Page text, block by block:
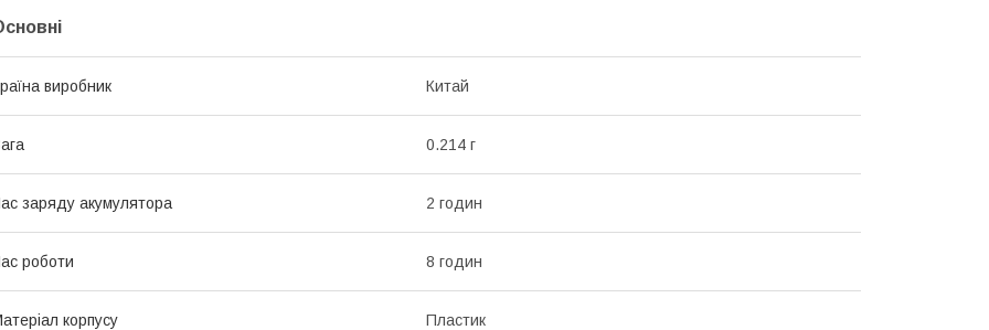
виробник Китай
0.214 г
заряду акумулятора 2 годин
роботи 8 годин
корпусу Пластик